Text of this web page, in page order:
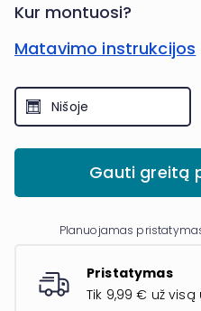
Kur montuosi?
Matavimo instrukcijos
Nišoje
Gauti greitą
Planuojamas
Pristatymas
Tik 9,99 € už